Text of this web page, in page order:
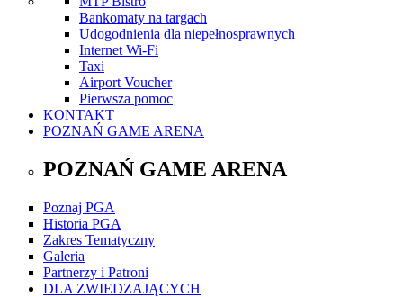
Bankomaty na targach
Udogodnienia dla niepełnosprawnych
Internet Wi-Fi
Taxi
Airport Voucher
Pierwsza pomoc
KONTAKT
POZNAŃ GAME ARENA
POZNAŃ GAME ARENA
Poznaj PGA
Historia PGA
Zakres Tematyczny
Galeria
Partnerzy i Patroni
DLA ZWIEDZAJĄCYCH